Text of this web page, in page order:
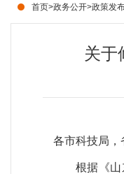
首页>政务公开>政策发
关于
各市科技局，
根据《